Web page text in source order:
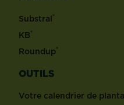
Substral®
KB®
Roundup®
OUTILS
Votre calendrier de